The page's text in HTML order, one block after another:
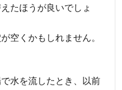
たほうが良いでしょ
空くかもしれません。
水を流したとき、以前